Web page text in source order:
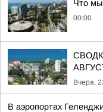
Что мы
00:00
Вчера,
В аэропортах